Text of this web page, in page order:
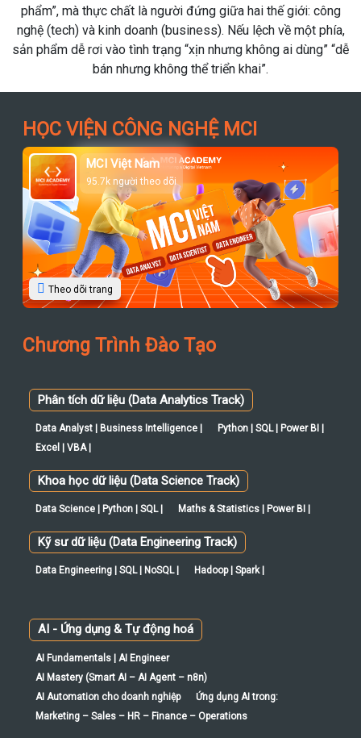
phẩm”, mà thực chất là người đứng giữa hai thế giới: công
nghệ (tech) và kinh doanh (business). Nếu lệch về một phía,
sản phẩm dễ rơi vào tình trạng “xịn nhưng không ai dùng” “dễ
bán nhưng không thể triển khai”.
HỌC VIỆN CÔNG NGHỆ MCI
MCI Việt Nam
95.7k người theo dõi
Theo dõi trang
Chương Trình Đào Tạo
Phân tích dữ liệu (Data Analytics Track)
Data Analyst | Business Intelligence |
Python | SQL | Power BI |
Excel | VBA |
Khoa học dữ liệu (Data Science Track)
Data Science | Python | SQL | Maths & Statistics | Power BI |
Kỹ sư dữ liệu (Data Engineering Track)
Data Engineering | SQL | NoSQL | Hadoop | Spark |
AI - Ứng dụng & Tự động hoá
AI Fundamentals | AI Engineer
AI Mastery (Smart AI – AI Agent – n8n)
AI Automation cho doanh nghiệp
Ứng dụng AI trong:
Marketing – Sales – HR – Finance – Operations